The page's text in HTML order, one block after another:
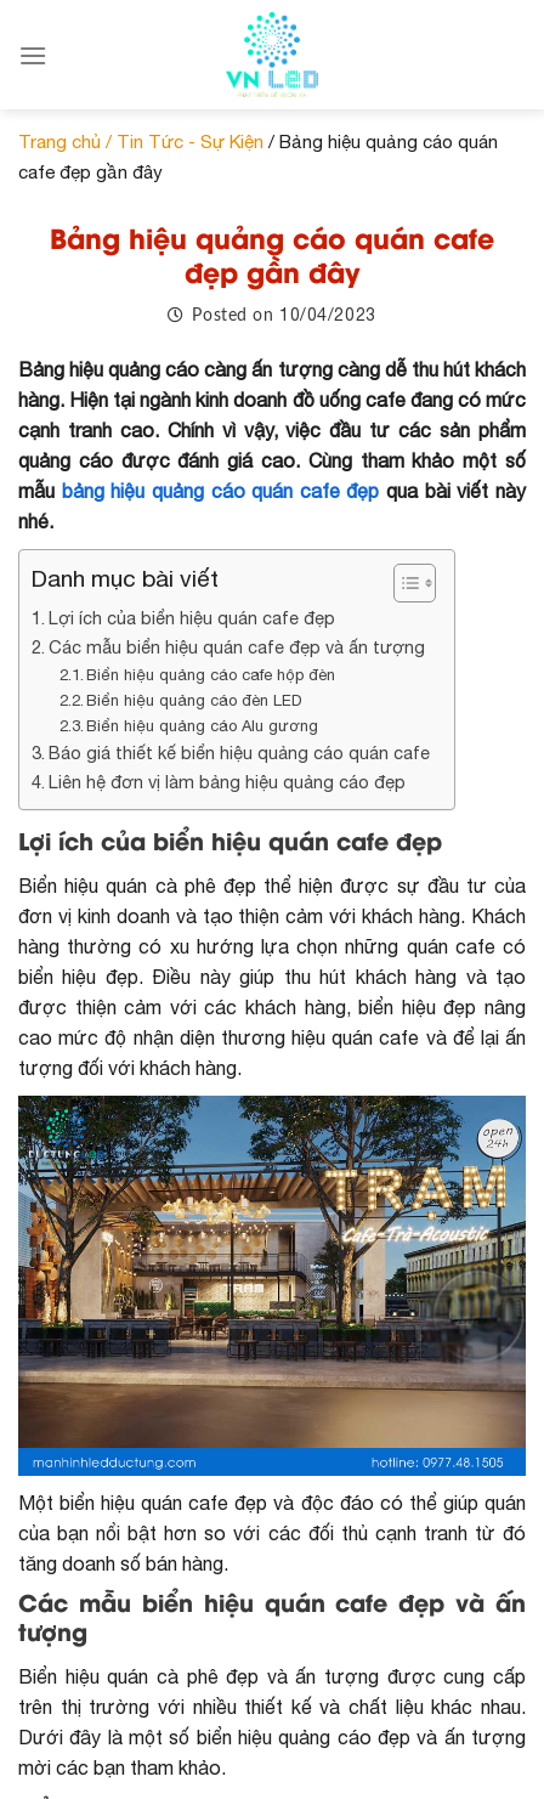
Trang chủ / Tin Tức - Sự Kiện / Bảng hiệu quảng cáo quán
cafe đẹp gần đây
Bảng hiệu quảng cáo quán cafe
đẹp gần đây
Posted on 10/04/2023
Bảng hiệu quảng cáo càng ấn tượng càng dễ thu hút khách
hàng. Hiện tại ngành kinh doanh đồ uống cafe đang có mức
cạnh tranh cao. Chính vì vậy, việc đầu tư các sản phẩm
quảng cáo được đánh giá cao. Cùng tham khảo một số
mẫu bảng hiệu quảng cáo quán cafe đẹp qua bài viết này
nhé.
Danh mục bài viết
Lợi ích của biển hiệu quán cafe đẹp
Các mẫu biển hiệu quán cafe đẹp và ấn tượng
Biển hiệu quảng cáo cafe hộp đèn
Biển hiệu quảng cáo đèn LED
Biển hiệu quảng cáo Alu gương
Báo giá thiết kế biển hiệu quảng cáo quán cafe
Liên hệ đơn vị làm bảng hiệu quảng cáo đẹp
Lợi ích của biển hiệu quán cafe đẹp
Biển hiệu quán cà phê đẹp thể hiện được sự đầu tư của
đơn vị kinh doanh và tạo thiện cảm với khách hàng. Khách
hàng thường có xu hướng lựa chọn những quán cafe có
biển hiệu đẹp. Điều này giúp thu hút khách hàng và tạo
được thiện cảm với các khách hàng, biển hiệu đẹp nâng
cao mức độ nhận diện thương hiệu quán cafe và để lại ấn
tượng đối với khách hàng.
Một biển hiệu quán cafe đẹp và độc đáo có thể giúp quán
của bạn nổi bật hơn so với các đối thủ cạnh tranh từ đó
tăng doanh số bán hàng.
Các mẫu biển hiệu quán cafe đẹp và ấn
tượng
Biển hiệu quán cà phê đẹp và ấn tượng được cung cấp
trên thị trường với nhiều thiết kế và chất liệu khác nhau.
Dưới đây là một số biển hiệu quảng cáo đẹp và ấn tượng
mời các bạn tham khảo.